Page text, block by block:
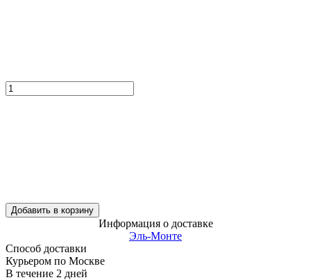
Добавить в корзину
Информация о доставке
Эль-Монте
Способ доставки
Курьером по Москве
В течение 2 дней